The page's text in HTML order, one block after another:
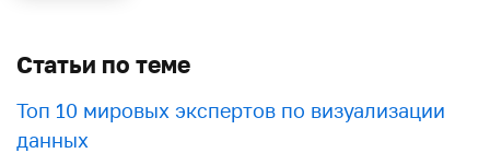
Статьи по теме
Топ 10 мировых экспертов по визуализации
данных